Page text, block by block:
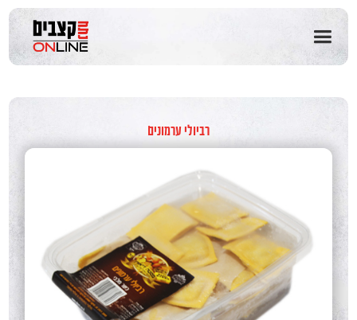
שִׂים
בְּאֲתָר
זֶה
נָגִישׁ
לִנְגִישׁוּת
רביולי ערמונים